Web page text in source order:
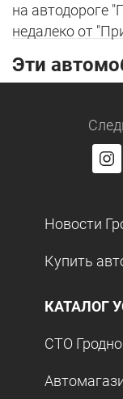
на автодороге
недалеко от
Эти
Новости
Купить
КАТАЛОГ
СТО Гродно